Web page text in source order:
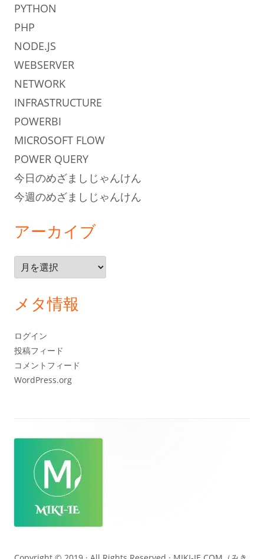
PYTHON
PHP
NODE.JS
WEBSERVER
NETWORK
INFRASTRUCTURE
POWERBI
MICROSOFT FLOW
POWER QUERY
今日のめざましじゃんけん
今週のめざましじゃんけん
アーカイブ
ー
イ
メタ情報
ログイン
投稿フィード
コメントフィード
WordPress.org
テ